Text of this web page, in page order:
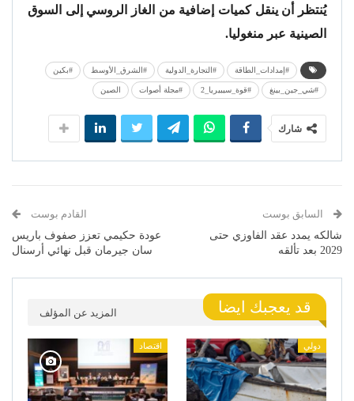
يُنتظر أن ينقل كميات إضافية من الغاز الروسي إلى السوق
الصينية عبر منغوليا.
#إمدادات_الطاقة #التجارة_الدولية #الشرق_الأوسط #بكين
#شي_جين_بينغ #قوة_سيبيريا_2 #مجلة أصوات الصين
شارك
السابق بوست
شالكه يمدد عقد الفاوزي حتى
2029 بعد تألقه
القادم بوست
عودة حكيمي تعزز صفوف باريس
سان جيرمان قبل نهائي أرسنال
قد يعجبك ايضا المزيد عن المؤلف
دولي اقتصاد